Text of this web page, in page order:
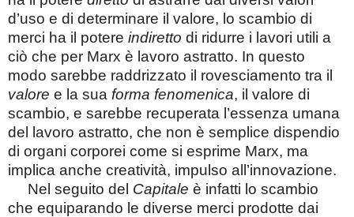
d’uso e di determinare il valore, lo scambio di
merci ha il potere indiretto di ridurre i lavori utili a
ciò che per Marx è lavoro astratto. In questo
modo sarebbe raddrizzato il rovesciamento tra il
valore e la sua forma fenomenica, il valore di
scambio, e sarebbe recuperata l’essenza umana
del lavoro astratto, che non è semplice dispendio
di organi corporei come si esprime Marx, ma
implica anche creatività, impulso all’innovazione.
Nel seguito del Capitale è infatti lo scambio
che equiparando le diverse merci prodotte dai